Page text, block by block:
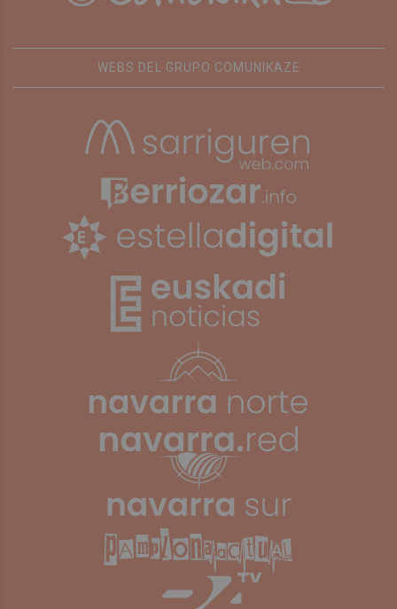
WEBS DEL GRUPO COMUNIKAZE